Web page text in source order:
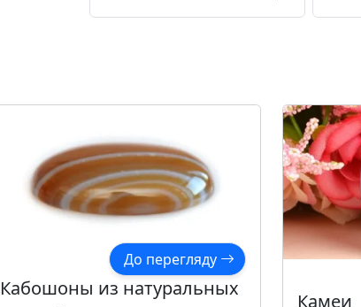
До перегляду
Кабошоны из натуральных
Камеи